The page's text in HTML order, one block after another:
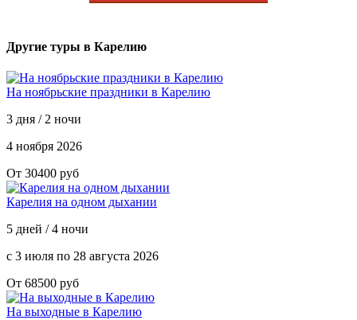
Другие туры в Карелию
На ноябрьские праздники в Карелию
3 дня / 2 ночи
4 ноября 2026
От 30400 руб
Карелия на одном дыхании
5 дней / 4 ночи
с 3 июля по 28 августа 2026
От 68500 руб
На выходные в Карелию